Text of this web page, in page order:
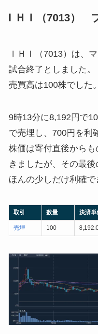
ＩＨＩ（7013）
ＩＨＩ（7013）は、
試合終了としました。
売買高は100株でした。
9時13分に8,192円で
で売埋し、700円を利
株価は寄付直後から
きましたが、その最
ほんの少しだけ利確で
取引 数量 決済単
売埋 100